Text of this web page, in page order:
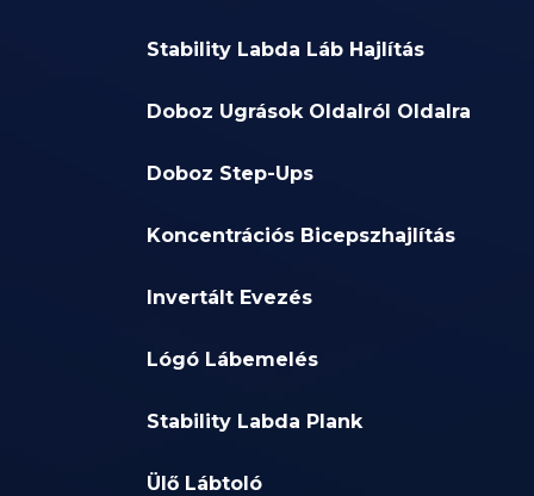
Stability Labda Láb Hajlítás
Doboz Ugrások Oldalról Oldalra
Doboz Step-Ups
Koncentrációs Bicepszhajlítás
Invertált Evezés
Lógó Lábemelés
Stability Labda Plank
Ülő Lábtoló